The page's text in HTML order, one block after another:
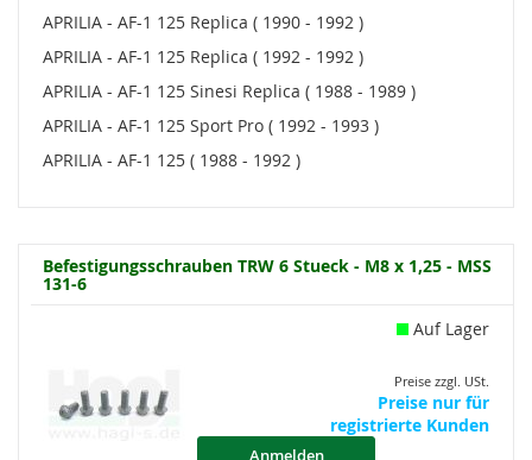
APRILIA - AF-1 125 Replica ( 1990 - 1992 )
APRILIA - AF-1 125 Replica ( 1992 - 1992 )
APRILIA - AF-1 125 Sinesi Replica ( 1988 - 1989 )
APRILIA - AF-1 125 Sport Pro ( 1992 - 1993 )
APRILIA - AF-1 125 ( 1988 - 1992 )
Befestigungsschrauben TRW 6 Stueck - M8 x 1,25 - MSS
131-6
Auf Lager
Preise zzgl. USt.
Preise nur für
registrierte Kunden
Anmelden